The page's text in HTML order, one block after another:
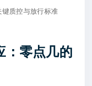
键质控与放行标准
：零点几的